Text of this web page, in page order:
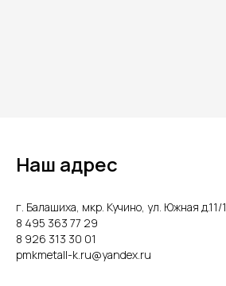
Наш адрес
г. Балашиха, мкр. Кучино, ул. Южная д.11/1
8 495 363 77 29
8 926 313 30 01
pmkmetall-k.ru@yandex.ru